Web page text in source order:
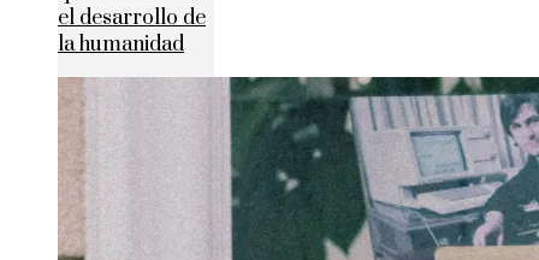
el desarrollo de
la humanidad